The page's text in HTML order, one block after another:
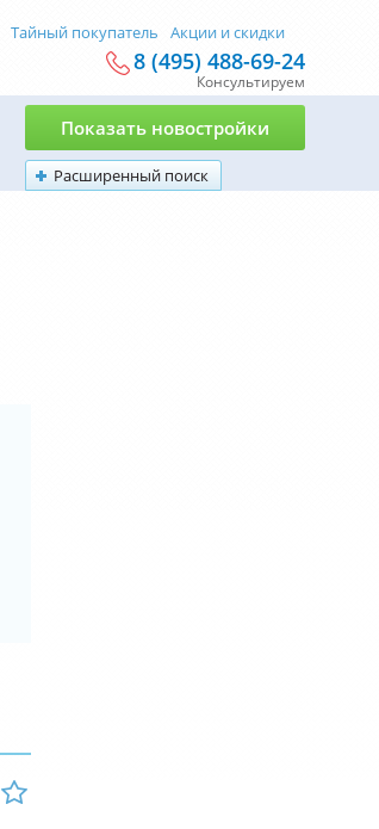
Тайный покупатель Акции и скидки
8 (495) 488-69-24
Консультируем
Расширенный поиск
Показать новостройки